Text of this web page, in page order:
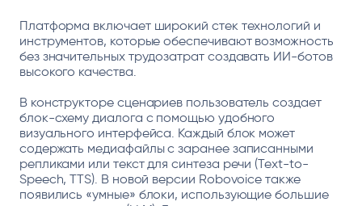
Платформа включает широкий стек технологий и
инструментов, которые обеспечивают возможность
без значительных трудозатрат создавать ИИ-ботов
высокого качества.
В конструкторе сценариев пользователь создает
блок-схему диалога с помощью удобного
визуального интерфейса. Каждый блок может
содержать медиафайлы с заранее записанными
репликами или текст для синтеза речи (Text-to-
Speech, TTS). В новой версии Robovoice также
появились «умные» блоки, использующие большие